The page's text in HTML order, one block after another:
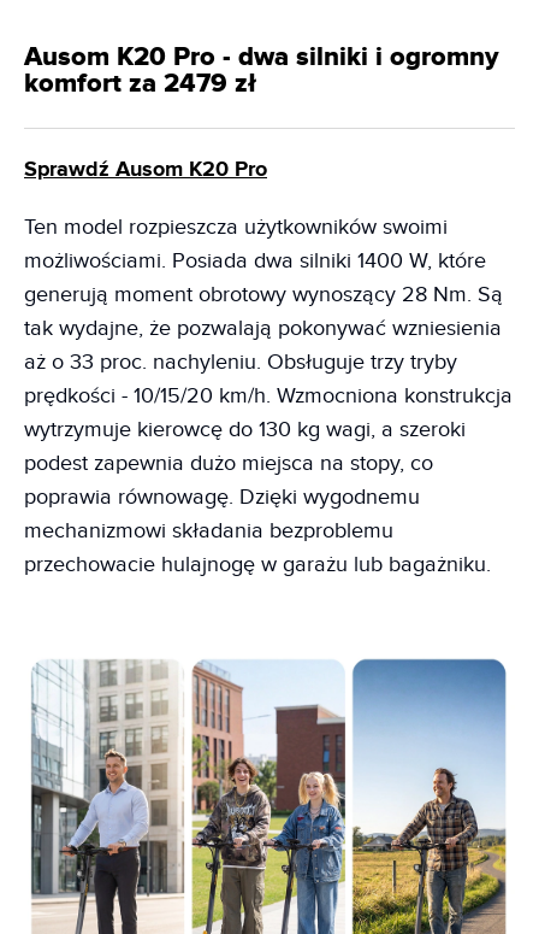
Ausom K20 Pro - dwa silniki i ogromny
komfort za 2479 zł
Sprawdź Ausom K20 Pro
Ten model rozpieszcza użytkowników swoimi
możliwościami. Posiada dwa silniki 1400 W, które
generują moment obrotowy wynoszący 28 Nm. Są
tak wydajne, że pozwalają pokonywać wzniesienia
aż o 33 proc. nachyleniu. Obsługuje trzy tryby
prędkości - 10/15/20 km/h. Wzmocniona konstrukcja
wytrzymuje kierowcę do 130 kg wagi, a szeroki
podest zapewnia dużo miejsca na stopy, co
poprawia równowagę. Dzięki wygodnemu
mechanizmowi składania bezproblemu
przechowacie hulajnogę w garażu lub bagażniku.